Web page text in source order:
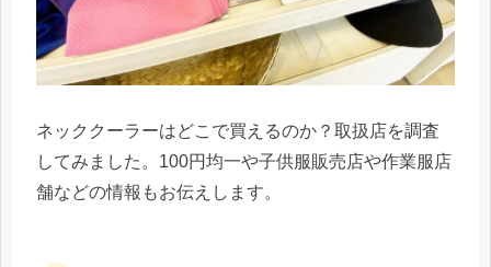
ネッククーラーはどこで買えるのか？取扱店を調査
してみました。100円均一や子供服販売店や作業服店
舗などの情報もお伝えします。